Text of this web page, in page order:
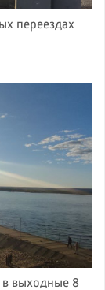
переездах
выходные 8